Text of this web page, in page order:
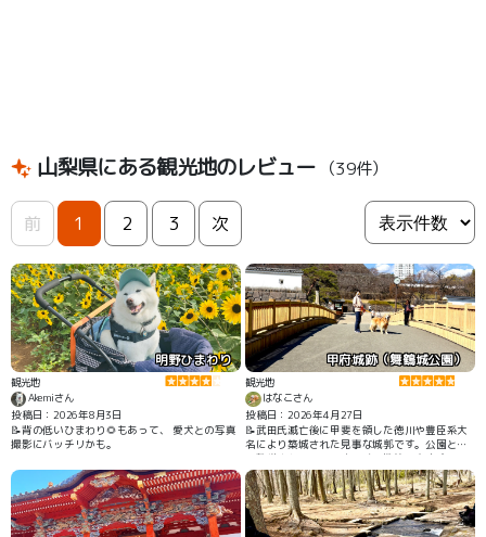
山梨県にある観光地のレビュー （39件）
前 1 2 3 次
明野ひまわり
観光地
Akemiさん
投稿日：2026年8月3日
📝背の低いひまわり🌻もあって、 愛犬との写真
撮影にバッチリかも。
甲府城跡（舞鶴城公園）
観光地
はなこさん
投稿日：2026年4月27日
📝武田氏滅亡後に甲斐を領した徳川や豊臣系大
名により築城された見事な城郭です。公園とし
て整備されていて、ゆっくり散策できます。天
守台からの眺望はとても気持ちいいです。1583
年に家康家臣の平岩親吉により築城が開始さ
れ、1590年の家康の関東移封後は、豊臣大名が
統治し浅野長政・幸長の時代に完成したようで
す。